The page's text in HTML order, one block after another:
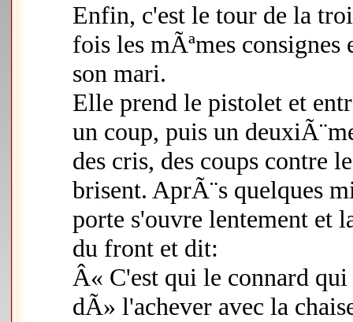
Enfin, c'est le tour de la
fois les mÃªmes
son mari.
Elle prend le pistolet et
un coup, puis un
des cris, des coups contre
brisent. AprÃ¨s quelques
porte s'ouvre lentement et
du front et dit:
Â« C'est qui le connard
dÃ» l'achever avec la